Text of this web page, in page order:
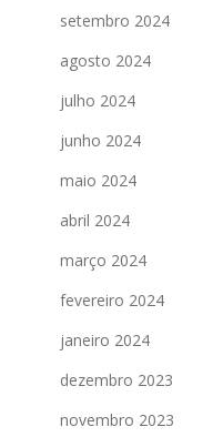
setembro 2024
agosto 2024
julho 2024
junho 2024
maio 2024
abril 2024
março 2024
fevereiro 2024
janeiro 2024
dezembro 2023
novembro 2023